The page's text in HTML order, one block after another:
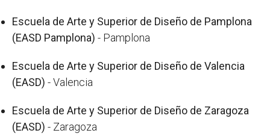
Escuela de Arte y Superior de Diseño de Pamplona
(EASD Pamplona) - Pamplona
Escuela de Arte y Superior de Diseño de Valencia
(EASD) - Valencia
Escuela de Arte y Superior de Diseño de Zaragoza
(EASD) - Zaragoza